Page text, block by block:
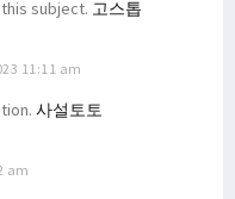
subject. 고스톱
11:11 am
사설토토
am